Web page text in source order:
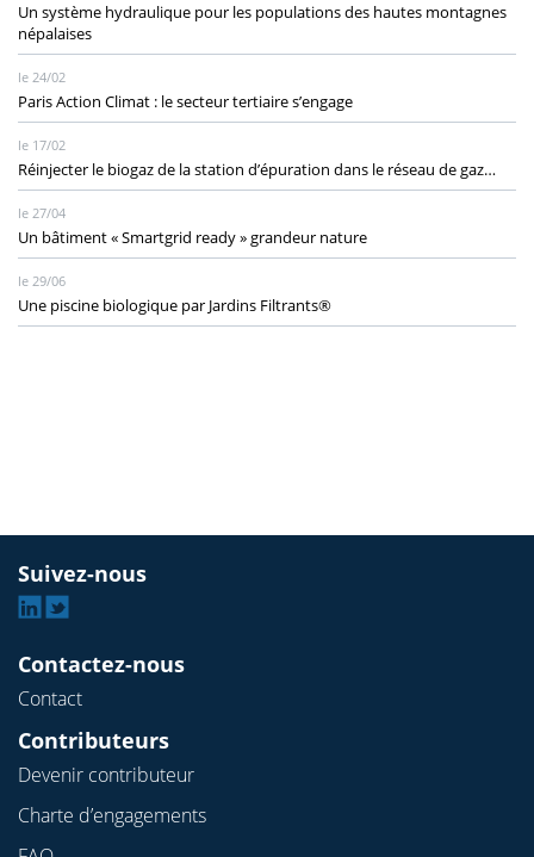
Un système hydraulique pour les populations des hautes montagnes
népalaises
le 24/02
Paris Action Climat : le secteur tertiaire s’engage
le 17/02
Réinjecter le biogaz de la station d’épuration dans le réseau de gaz…
le 27/04
Un bâtiment « Smartgrid ready » grandeur nature
le 29/06
Une piscine biologique par Jardins Filtrants®
Suivez-nous
Linkedin
Contactez-nous
Contact
Contributeurs
Devenir contributeur
Charte d’engagements